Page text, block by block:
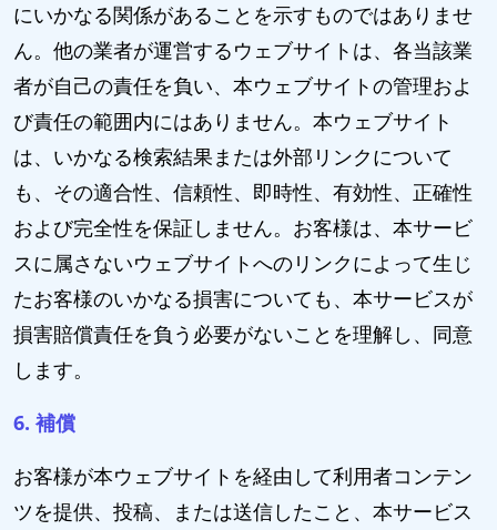
にいかなる関係があることを示すものではありませ
ん。他の業者が運営するウェブサイトは、各当該業
者が自己の責任を負い、本ウェブサイトの管理およ
び責任の範囲内にはありません。本ウェブサイト
は、いかなる検索結果または外部リンクについて
も、その適合性、信頼性、即時性、有効性、正確性
および完全性を保証しません。お客様は、本サービ
スに属さないウェブサイトへのリンクによって生じ
たお客様のいかなる損害についても、本サービスが
損害賠償責任を負う必要がないことを理解し、同意
します。
6. 補償
お客様が本ウェブサイトを経由して利用者コンテン
ツを提供、投稿、または送信したこと、本サービス